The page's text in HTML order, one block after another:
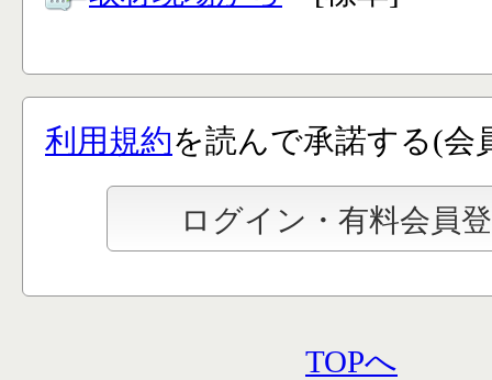
利用規約を読んで承諾する(会
TOPへ